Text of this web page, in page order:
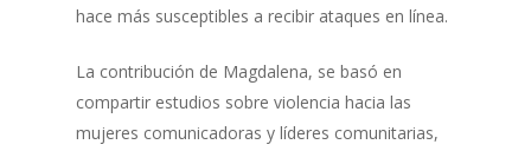
hace más susceptibles a recibir ataques en línea.
La contribución de Magdalena, se basó en
compartir estudios sobre violencia hacia las
mujeres comunicadoras y líderes comunitarias,